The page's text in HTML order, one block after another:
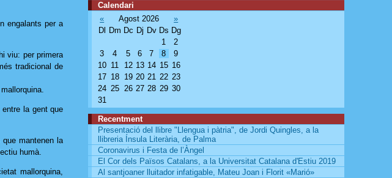
engalants per a
viu: per primera
tradicional de
la gent que
mantenen la
humà.
mallorquina,
Calendari
«
Agost 2026
»
Dl
Dm Dc Dj Dv Ds Dg
1
2
3
4 5 6 7 8
9
10 11 12 13 14 15 16
17 18 19 20 21 22 23
24 25 26 27 28 29 30
31
Recentment
Presentació del llibre "Llengua i pàtria", de Jordi Quingles, a la
llibreria Ínsula Literària, de Palma
Coronavirus i Festa de l’Àngel
El Cor dels Països Catalans, a la Universitat Catalana d'Estiu 2019
Al santjoaner lluitador infatigable, Mateu Joan i Florit «Marió»